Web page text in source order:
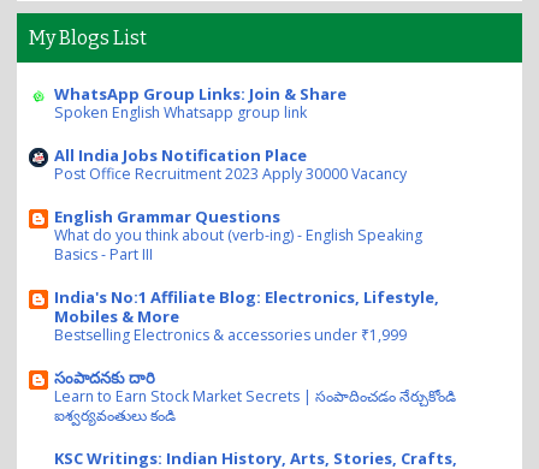
My Blogs List
WhatsApp Group Links: Join & Share
Spoken English Whatsapp group link
All India Jobs Notification Place
Post Office Recruitment 2023 Apply 30000 Vacancy
English Grammar Questions
What do you think about (verb-ing) - English Speaking
Basics - Part III
India's No:1 Affiliate Blog: Electronics, Lifestyle,
Mobiles & More
Bestselling Electronics & accessories under ₹1,999
సంపాదనకు దారి
Learn to Earn Stock Market Secrets | సంపాదించడం నేర్చుకోండి
ఐశ్వర్యవంతులు కండి
KSC Writings: Indian History, Arts, Stories, Crafts,